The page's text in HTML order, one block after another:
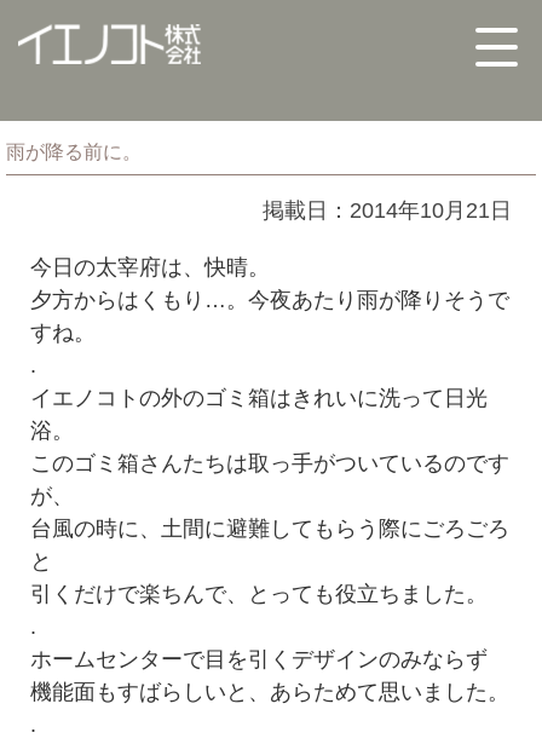
雨が降る前に。
掲載日：2014年10月21日
今日の太宰府は、快晴。
夕方からはくもり…。今夜あたり雨が降りそうで
すね。
.
イエノコトの外のゴミ箱はきれいに洗って日光
浴。
このゴミ箱さんたちは取っ手がついているのです
が、
台風の時に、土間に避難してもらう際にごろごろ
と
引くだけで楽ちんで、とっても役立ちました。
.
ホームセンターで目を引くデザインのみならず
機能面もすばらしいと、あらためて思いました。
.